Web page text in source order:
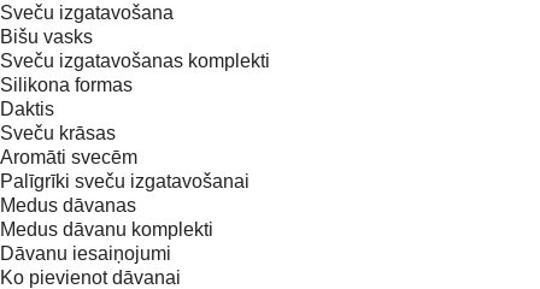
Sveču izgatavošana
Bišu vasks
Sveču izgatavošanas komplekti
Silikona formas
Daktis
Sveču krāsas
Aromāti svecēm
Palīgrīki sveču izgatavošanai
Medus dāvanas
Medus dāvanu komplekti
Dāvanu iesaiņojumi
Ko pievienot dāvanai